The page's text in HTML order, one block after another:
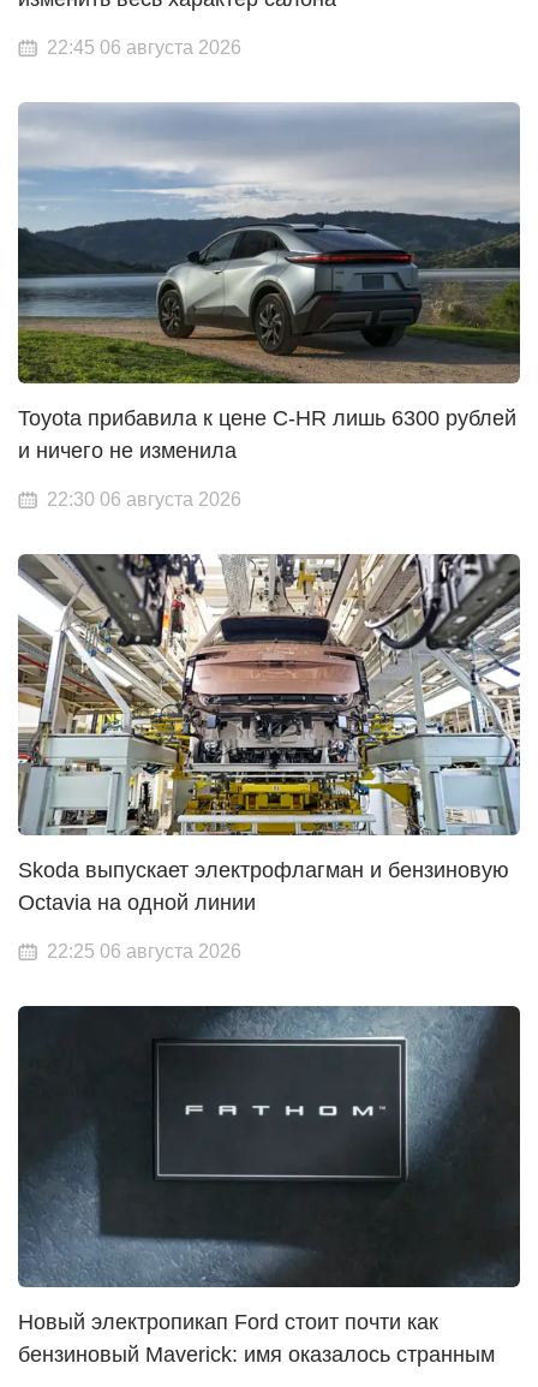
22:45 06 августа 2026
Toyota прибавила к цене C-HR лишь 6300 рублей
и ничего не изменила
22:30 06 августа 2026
Skoda выпускает электрофлагман и бензиновую
Octavia на одной линии
22:25 06 августа 2026
Новый электропикап Ford стоит почти как
бензиновый Maverick: имя оказалось странным